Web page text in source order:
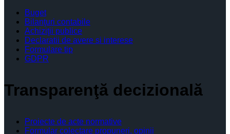
Buget
Bilanţuri contabile
Achiziţii publice
Declaratii de avere si interese
Formulare tip
GDPR
Transparenţă decizională
Proiecte de acte normative
Formular colectare propuneri, opinii